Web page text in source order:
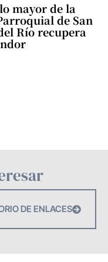
mayor de la
de San
Río recupera
DE ENLACES